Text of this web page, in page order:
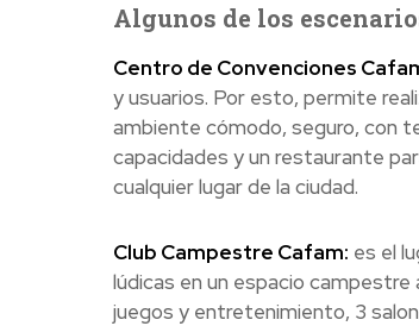
Algunos de los
Centro de Convenciones
y usuarios. Por esto, permite
ambiente cómodo, seguro, con
capacidades y un restaurante
cualquier lugar de la ciudad.
Club Campestre Cafam: es el
lúdicas en un espacio
juegos y entretenimiento, 3